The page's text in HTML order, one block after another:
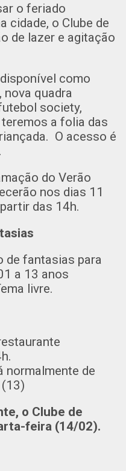
o feriado
cidade, o Clube de
de lazer e agitação
como
quadra
society,
a folia das
O acesso é
do Verão
nos dias 11
das 14h.
de fantasias para
a 13 anos
livre.
normalmente de
o Clube de
feira (14/02).